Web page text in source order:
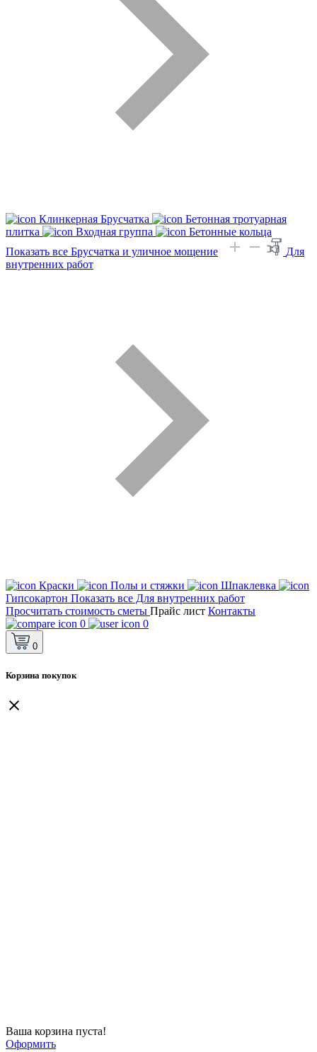
Клинкерная Брусчатка
Бетонная тротуарная
плитка
Входная группа
Бетонные кольца
Показать все Брусчатка и уличное мощение
Для
внутренних работ
Краски Полы и стяжки
Шпаклевка
Гипсокартон Показать все Для внутренних работ
Просчитать стоимость сметы Прайс лист Контакты
0
0
0
Корзина покупок
Ваша корзина пуста!
Оформить